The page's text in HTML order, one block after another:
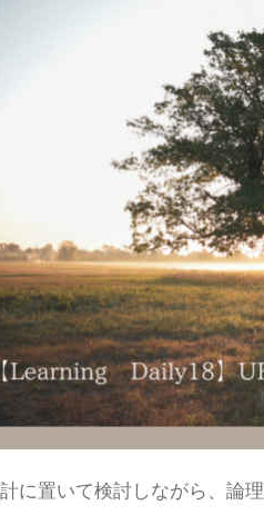
に置いて検討しながら、論